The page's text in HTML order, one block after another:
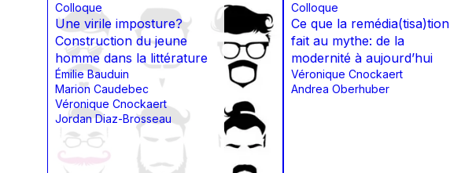
Colloque
Une virile imposture?
Construction du jeune
homme dans la littérature
Émilie Bauduin
Marion Caudebec
Véronique Cnockaert
Jordan Diaz-Brosseau
Colloque
Ce que la remédia(tisa)tion
fait au mythe: de la
modernité à aujourd’hui
Véronique Cnockaert
Andrea Oberhuber